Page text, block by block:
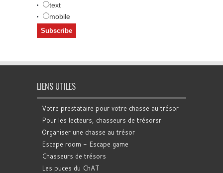
text
mobile
LIENS UTILES
Votre prestataire pour votre chasse au trésor
Pour les lecteurs, chasseurs de trésorsr
Organiser une chasse au trésor
Escape room - Escape game
Chasseurs de trésors
Les puces du ChAT